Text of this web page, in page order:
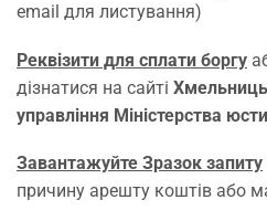
email для листування)
Реквізити для сплати боргу
дізнатися на сайті
управління Міністерства
Завантажуйте Зразок запиту
причину арешту коштів або